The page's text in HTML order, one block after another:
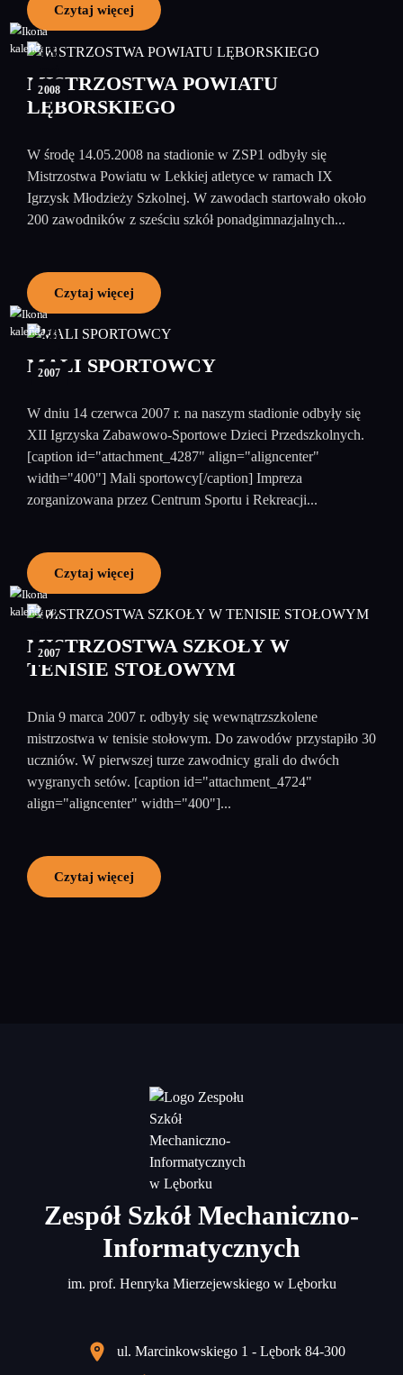
Czytaj więcej
19
2008
MISTRZOSTWA POWIATU
LĘBORSKIEGO
W środę 14.05.2008 na stadionie w ZSP1 odbyły się
Mistrzostwa Powiatu w Lekkiej atletyce w ramach IX
Igrzysk Młodzieży Szkolnej. W zawodach startowało około
200 zawodników z sześciu szkół ponadgimnazjalnych...
Czytaj więcej
20
2007
MALI SPORTOWCY
W dniu 14 czerwca 2007 r. na naszym stadionie odbyły się
XII Igrzyska Zabawowo-Sportowe Dzieci Przedszkolnych.
[caption id="attachment_4287" align="aligncenter"
width="400"] Mali sportowcy[/caption] Impreza
zorganizowana przez Centrum Sportu i Rekreacji...
Czytaj więcej
12
2007
MISTRZOSTWA SZKOŁY W
TENISIE STOŁOWYM
Dnia 9 marca 2007 r. odbyły się wewnątrzszkolene
mistrzostwa w tenisie stołowym. Do zawodów przystapiło 30
uczniów. W pierwszej turze zawodnicy grali do dwóch
wygranych setów. [caption id="attachment_4724"
align="aligncenter" width="400"]...
Czytaj więcej
Zespół Szkół Mechaniczno-
Informatycznych
im. prof. Henryka Mierzejewskiego w Lęborku
ul. Marcinkowskiego 1 - Lębork 84-300